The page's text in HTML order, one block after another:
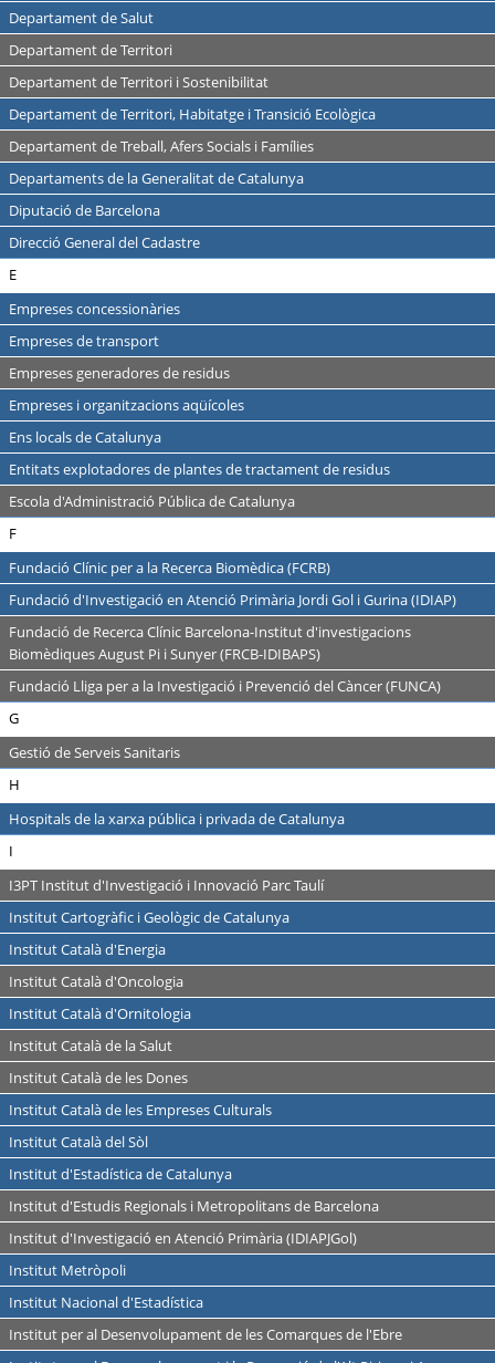
Departament de Salut
Departament de Territori
Departament de Territori i Sostenibilitat
Departament de Territori, Habitatge i Transició Ecològica
Departament de Treball, Afers Socials i Famílies
Departaments de la Generalitat de Catalunya
Diputació de Barcelona
Direcció General del Cadastre
E
Empreses concessionàries
Empreses de transport
Empreses generadores de residus
Empreses i organitzacions aqüícoles
Ens locals de Catalunya
Entitats explotadores de plantes de tractament de residus
Escola d'Administració Pública de Catalunya
F
Fundació Clínic per a la Recerca Biomèdica (FCRB)
Fundació d'Investigació en Atenció Primària Jordi Gol i Gurina (IDIAP)
Fundació de Recerca Clínic Barcelona-Institut d'investigacions
Biomèdiques August Pi i Sunyer (FRCB-IDIBAPS)
Fundació Lliga per a la Investigació i Prevenció del Càncer (FUNCA)
G
Gestió de Serveis Sanitaris
H
Hospitals de la xarxa pública i privada de Catalunya
I
I3PT Institut d'Investigació i Innovació Parc Taulí
Institut Cartogràfic i Geològic de Catalunya
Institut Català d'Energia
Institut Català d'Oncologia
Institut Català d'Ornitologia
Institut Català de la Salut
Institut Català de les Dones
Institut Català de les Empreses Culturals
Institut Català del Sòl
Institut d'Estadística de Catalunya
Institut d'Estudis Regionals i Metropolitans de Barcelona
Institut d'Investigació en Atenció Primària (IDIAPJGol)
Institut Metròpoli
Institut Nacional d'Estadística
Institut per al Desenvolupament de les Comarques de l'Ebre